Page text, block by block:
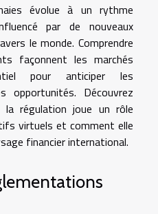
évolue à un rythme
par de nouveaux
le monde. Comprendre
façonnent les marchés
pour anticiper les
opportunités. Découvrez
régulation joue un rôle
virtuels et comment elle
financier international.